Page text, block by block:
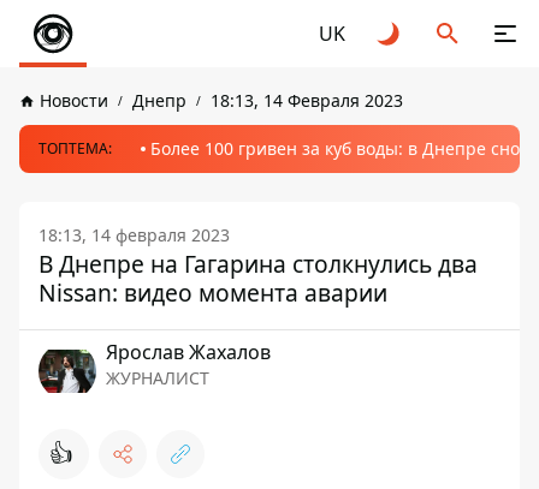
UK
Новости Днепр 18:13, 14 Февраля 2023
ТОПТЕМА: Более 100 гривен за куб воды: в Днепре
18:13, 14 февраля 2023
В Днепре на Гагарина столкнулись два
Nissan: видео момента аварии
Ярослав Жахалов
ЖУРНАЛИСТ
👍